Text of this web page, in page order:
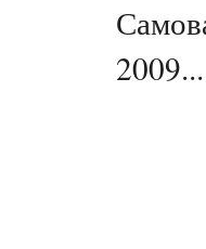
2009...